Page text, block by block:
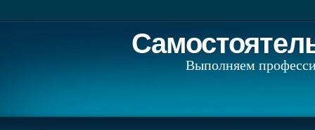
Выполняем